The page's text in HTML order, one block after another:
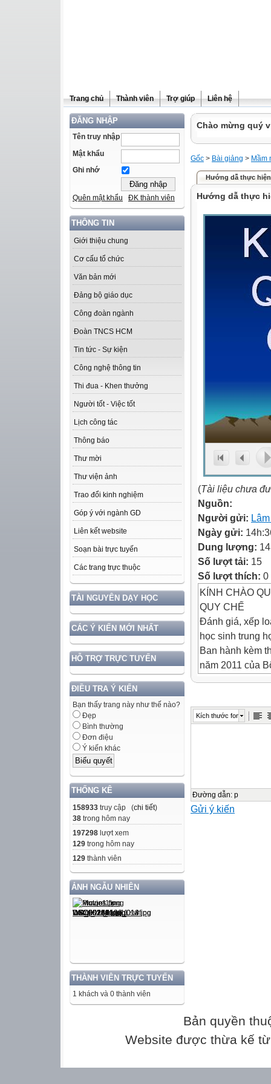
Trang chủ Thành viên Trợ giúp Liên hệ
ĐĂNG NHẬP
Tên truy nhập
Mật khẩu
Ghi nhớ
Quên mật khẩu ĐK thành viên
THÔNG TIN
Giới thiệu chung
Cơ cấu tổ chức
Văn bản mới
Đảng bộ giáo dục
Công đoàn ngành
Đoàn TNCS HCM
Tin tức - Sự kiện
Công nghệ thông tin
Thi đua - Khen thưởng
Người tốt - Việc tốt
Lịch công tác
Thông báo
Thư mời
Thư viện ảnh
Trao đổi kinh nghiệm
Góp ý với ngành GD
Liên kết website
Soạn bài trực tuyến
Các trang trực thuộc
TÀI NGUYÊN DẠY HỌC
CÁC Ý KIẾN MỚI NHẤT
HỖ TRỢ TRỰC TUYẾN
ĐIỀU TRA Ý KIẾN
Bạn thấy trang này như thế nào?
Đẹp
Bình thường
Đơn điệu
Ý kiến khác
THỐNG KÊ
158933 truy cập (chi tiết)
38 trong hôm nay
197298 lượt xem
129 trong hôm nay
129 thành viên
ẢNH NGẪU NHIÊN
THÀNH VIÊN TRỰC TUYẾN
1 khách và 0 thành viên
Chào mừng quý
Gốc > Bài giảng > Mầm
Hướng dẫ thực hiện
Hướng dẫ thực
(Tài liệu chưa
Nguồn:
Người gửi:
Ngày gửi:
Dung lượng:
Số lượt tải: 15
Số lượt thích: 0
KÍNH CHÀO
QUY CHẾ
Đánh giá, xếp
học sinh trung
Ban hành kèm
năm 2011 của
(THCS) và học
loại hạnh kiểm;
THPT; học sinh
cấp học; học
ĐÁNH GIÁ,
Điều 3. Căn cứ
1. Căn cứ đánh
độ và hành vi
Kích thước font
Đường dẫn: p
Gửi ý kiến
Bản quyền
Website được thừa kế